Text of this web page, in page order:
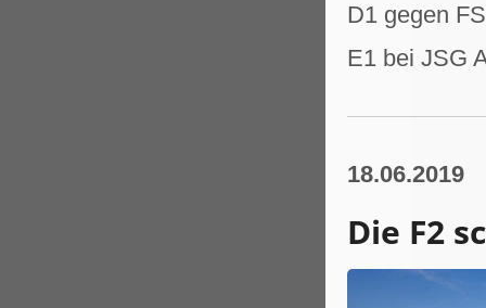
D1 gegen
E1 bei JSG
18.06.2019
Die F2